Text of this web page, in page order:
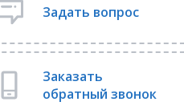
Задать вопрос
Заказать
обратный звонок